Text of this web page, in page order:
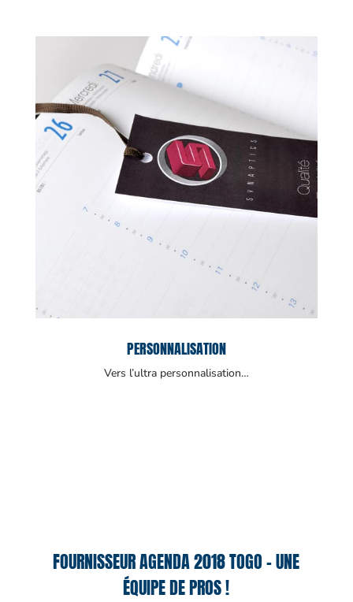
PERSONNALISATION
Vers l’ultra personnalisation…
FOURNISSEUR AGENDA 2018 TOGO – UNE
ÉQUIPE DE PROS !